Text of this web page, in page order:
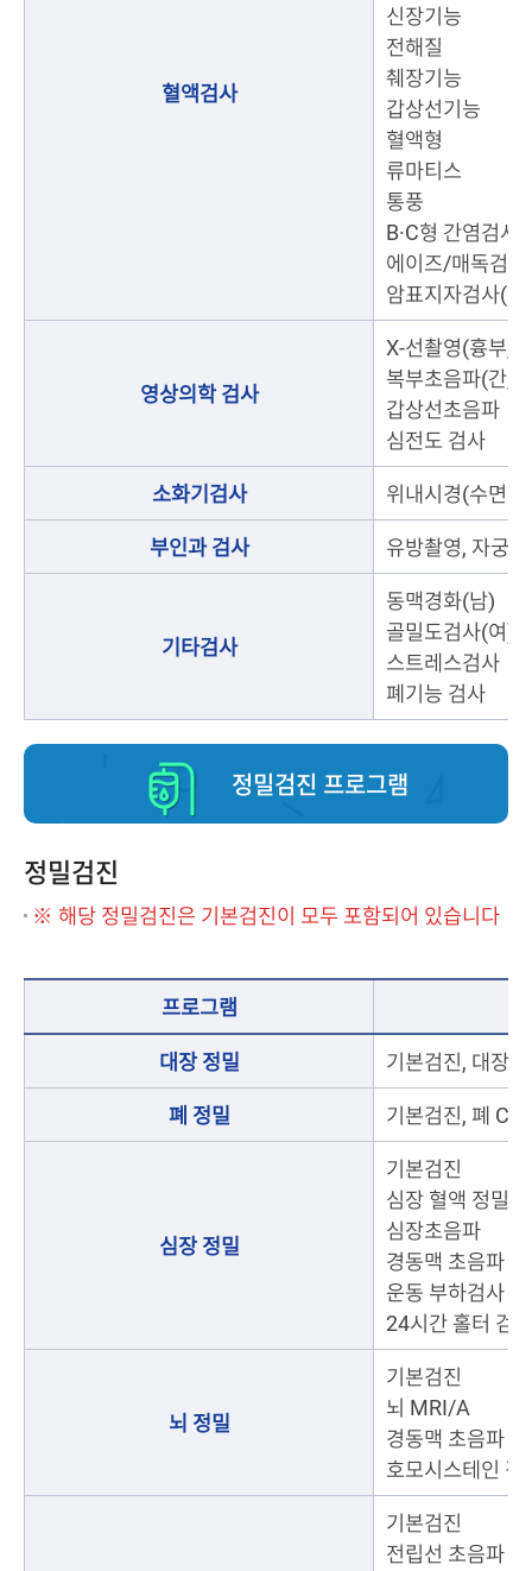
혈액검사
신장기능
전해질
췌장기능
갑상선기능
혈액형
류마티스
통풍
B·C형 간염검사
에이즈/매독검사
암표지자검사(
영상의학 검사
X-선촬영(흉부,
복부초음파(간,
갑상선초음파
심전도 검사
소화기검사 위내시경(수면비
부인과 검사 유방촬영, 자궁
기타검사
동맥경화(남)
골밀도검사(여)
스트레스검사
폐기능 검사
정밀검진 프로그램
정밀검진
※ 해당 정밀검진은 기본검진이 모두 포함되어 있습니다
프로그램
대장 정밀 기본검진, 대장
폐 정밀 기본검진, 폐
심장 정밀
기본검진
심장 혈액 정밀
심장초음파
경동맥 초음파
운동 부하검사
24시간 홀터 검사
뇌 정밀
기본검진
뇌 MRI/A
경동맥 초음파
호모시스테인 검
기본검진
전립선 초음파